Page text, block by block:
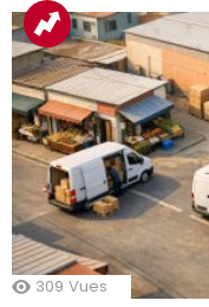
309 Vues